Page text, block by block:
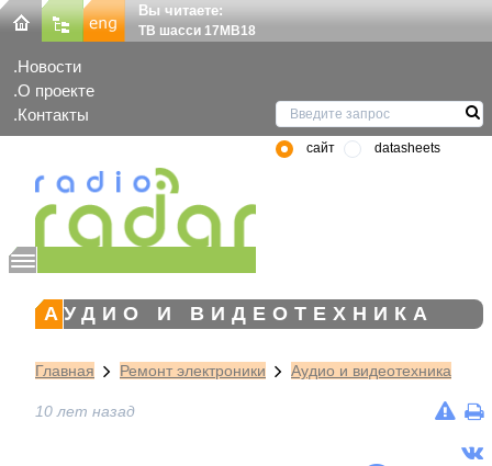
Вы читаете:
ТВ шасси 17MB18
Новости
О проекте
Контакты
сайт datasheets
АУДИО И ВИДЕОТЕХНИКА
Главная Ремонт электроники Аудио и видеотехника
10 лет назад